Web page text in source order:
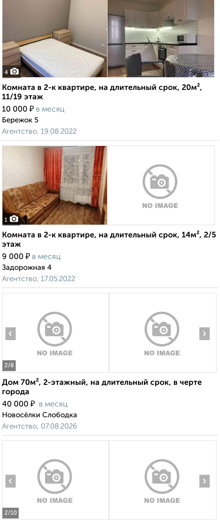
4
Комната в 2-к квартире, на длительный срок, 20м²,
11/19 этаж
10 000 ₽ в месяц
Бережок 5
Агентство, 19.08.2022
1
Комната в 2-к квартире, на длительный срок, 14м², 2/5
этаж
9 000 ₽ в месяц
Задорожная 4
Агентство, 17.05.2022
2/8
‹ ›
Дом 70м², 2-этажный, на длительный срок, в черте
города
40 000 ₽ в месяц
Новосёлки Слободка
Агентство, 07.08.2026
2/10
‹ ›